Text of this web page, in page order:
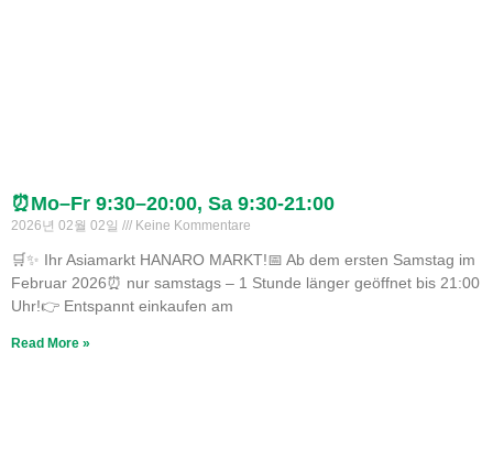
⏰Mo–Fr 9:30–20:00, Sa 9:30-21:00
2026년 02월 02일 Keine Kommentare
🛒✨ Ihr Asiamarkt HANARO MARKT!📅 Ab dem ersten Samstag im
Februar 2026⏰ nur samstags – 1 Stunde länger geöffnet bis 21:00
Uhr!👉 Entspannt einkaufen am
Read More »